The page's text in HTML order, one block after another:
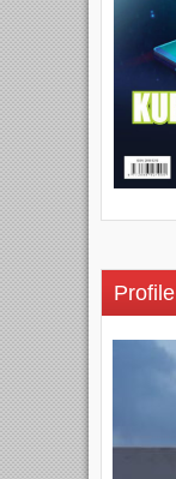
Profile